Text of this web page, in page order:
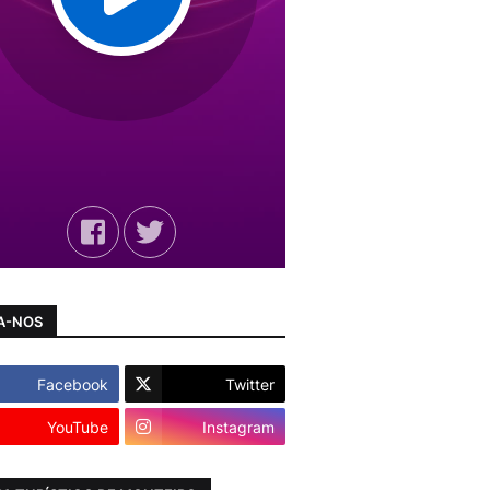
NOS
Facebook Twitter
YouTube Instagram